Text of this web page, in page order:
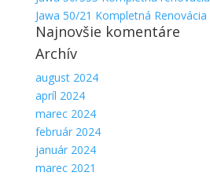
Jawa 50/21 Kompletná Renovácia
Najnovšie komentáre
Archív
august 2024
apríl 2024
marec 2024
február 2024
január 2024
marec 2021